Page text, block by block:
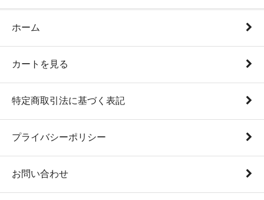
ホーム
カートを見る
特定商取引法に基づく表記
プライバシーポリシー
お問い合わせ